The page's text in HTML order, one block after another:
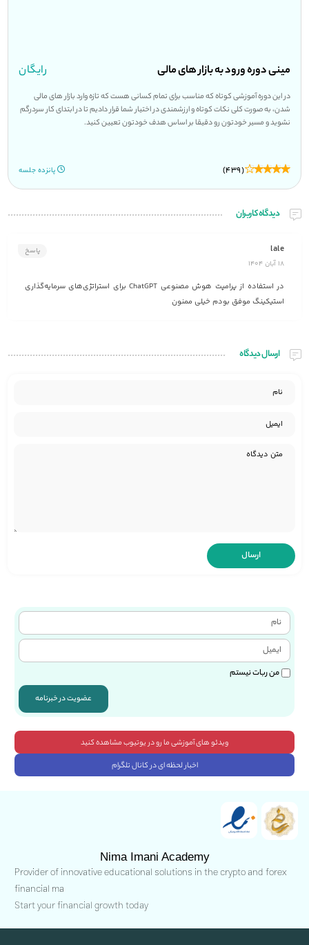
مینی دوره ورود به بازار های مالی رایگان
در این دوره آموزشی کوتاه که مناسب برای تمام کسانی هست که تازه وارد بازار های مالی
شدن، به صورت کلی نکات کوتاه و ارزشمندی در اختیار شما قرار دادیم تا در ابتدای کار سردرگم
نشوید و مسیر خودتون رو دقیقا بر اساس هدف خودتون تعیین کنید.
(439) پانزده جلسه
دیدگاه کاربران
lale
18 آبان 1404
پاسخ
در استفاده از پرامپت هوش مصنوعی ChatGPT برای استراتژی‌های سرمایه‌گذاری
استیکینگ موفق بودم خیلی ممنون
ارسال دیدگاه
من ربات نیستم
عضویت در خبرنامه
ویدئو های آموزشی ما رو در یوتیوب مشاهده کنید
اخبار لحظه ای در کانال تلگرام
Nima Imani Academy
Provider of innovative educational solutions in the crypto and forex
financial ma
Start your financial growth today